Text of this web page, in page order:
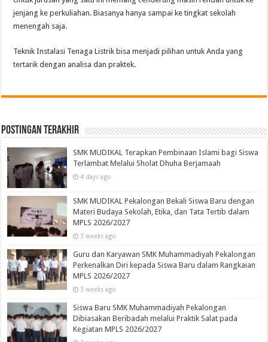
jenjang ke perkuliahan. Biasanya hanya sampai ke tingkat sekolah
menengah saja.
Teknik Instalasi Tenaga Listrik bisa menjadi pilihan untuk Anda yang
tertarik dengan analisa dan praktek.
Postingan Terakhir
SMK MUDIKAL Terapkan Pembinaan Islami bagi Siswa
Terlambat Melalui Sholat Dhuha Berjamaah
4 days ago
SMK MUDIKAL Pekalongan Bekali Siswa Baru dengan
Materi Budaya Sekolah, Etika, dan Tata Tertib dalam
MPLS 2026/2027
3 weeks ago
Guru dan Karyawan SMK Muhammadiyah Pekalongan
Perkenalkan Diri kepada Siswa Baru dalam Rangkaian
MPLS 2026/2027
3 weeks ago
Siswa Baru SMK Muhammadiyah Pekalongan
Dibiasakan Beribadah melalui Praktik Salat pada
Kegiatan MPLS 2026/2027